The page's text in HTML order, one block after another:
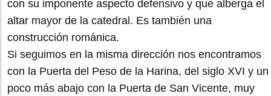
con su imponente aspecto defensivo y que alberga el
altar mayor de la catedral. Es también una
construcción románica.
Si seguimos en la misma dirección nos encontramos
con la Puerta del Peso de la Harina, del siglo XVI y un
poco más abajo con la Puerta de San Vicente, muy